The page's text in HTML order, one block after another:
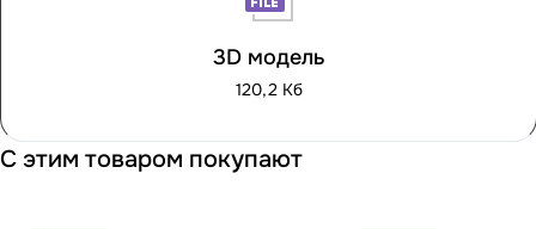
3D модель
120,2 Кб
С этим товаром покупают